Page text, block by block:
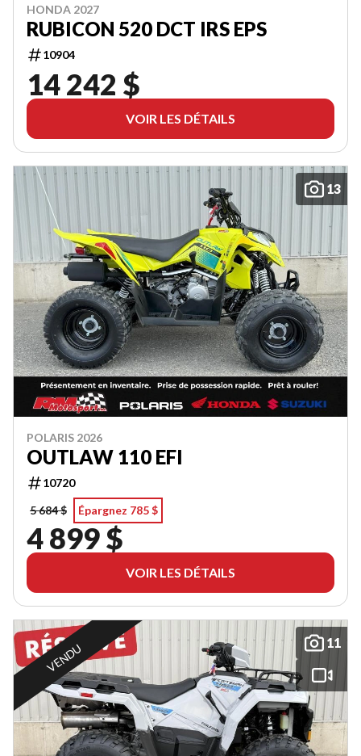
HONDA 2027
RUBICON 520 DCT IRS EPS
10904
14 242 $
VOIR LES DÉTAILS
13
POLARIS 2026
OUTLAW 110 EFI
10720
5 684 $
Épargnez 785 $
4 899 $
VOIR LES DÉTAILS
11
VENDU